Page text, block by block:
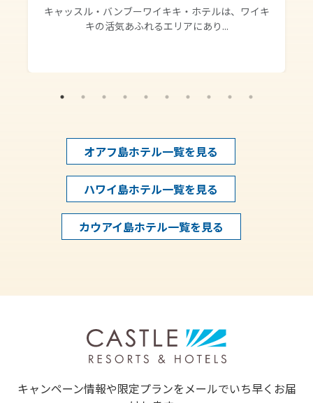
キャッスル・バンブーワイキキ・ホテルは、ワイキ
キの活気あふれるエリアにあり...
オアフ島ホテル一覧を見る
ハワイ島ホテル一覧を見る
カウアイ島ホテル一覧を見る
キャンペーン情報や限定プランをメールでいち早くお届